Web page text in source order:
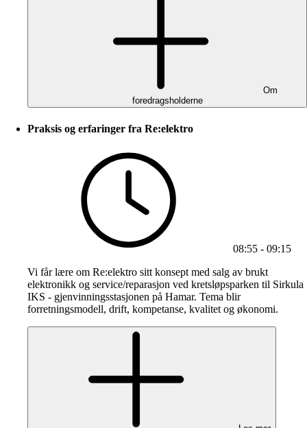
Om
foredragsholderne
Praksis og erfaringer fra Re:elektro
08:55 - 09:15
Vi får lære om Re:elektro sitt konsept med salg av brukt
elektronikk og service/reparasjon ved kretsløpsparken til Sirkula
IKS - gjenvinningsstasjonen på Hamar. Tema blir
forretningsmodell, drift, kompetanse, kvalitet og økonomi.